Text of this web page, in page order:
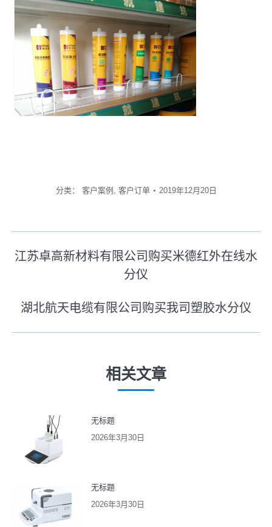
分类： 客户案例 , 客户订单 2019年12月20日
导
历
的
江苏卓高新材料有限公司购买米德红外在线水
分仪
未
来
文
章：
湖北航天电缆有限公司购买我司塑胶水分仪
相关文章
无标题
2026年3月30日
无标题
2026年3月30日